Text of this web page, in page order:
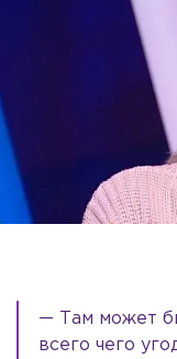
— Там может
всего чего